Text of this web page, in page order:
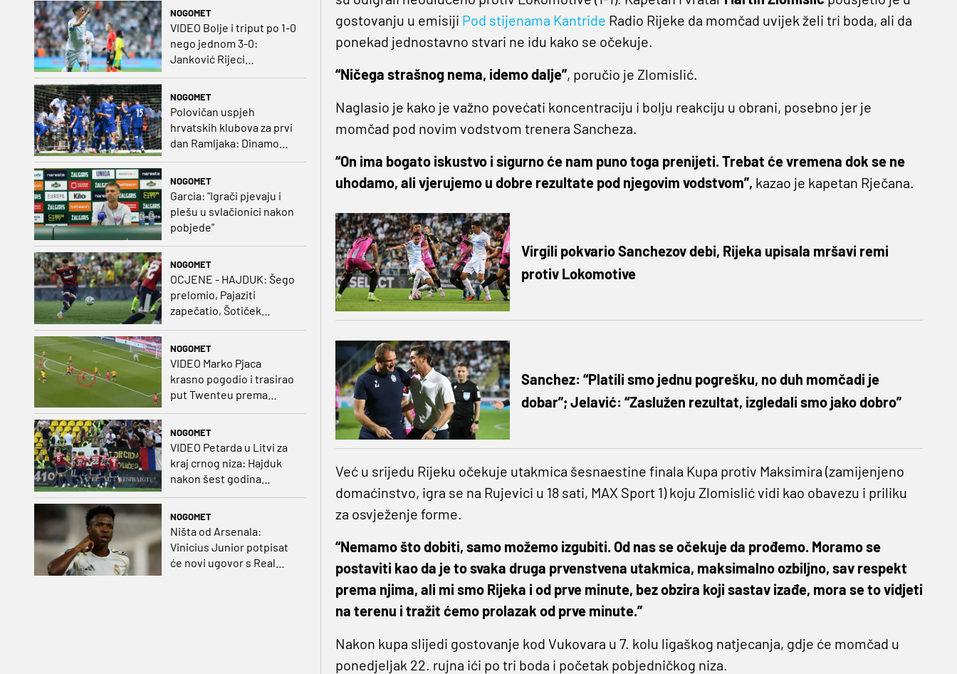
NOGOMET
VIDEO Bolje i triput po 1-0
nego jednom 3-0:
Janković Rijeci
projektilom donio slavlje
protivnika
NOGOMET
Polovičan uspjeh
hrvatskih klubova za prvi
dan Ramljaka: Dinamo
poražen od Juventusa,
NOGOMET
Garcia: "Igrači pjevaju i
plešu u svlačionici nakon
pobjede"
NOGOMET
OCJENE - HAJDUK: Šego
prelomio, Pajaziti
zapečatio, Šotiček
NOGOMET
VIDEO Marko Pjaca
krasno pogodio i trasirao
put Twenteu prema
važnoj pobjedi
NOGOMET
VIDEO Petarda u Litvi za
kraj crnog niza: Hajduk
nakon šest godina
NOGOMET
Ništa od Arsenala:
Vinicius Junior potpisat
će novi ugovor s Real
gostovanju u emisiji Pod stijenama Kantride Radio Rijeke da momčad uvijek želi tri boda, ali da
ponekad jednostavno stvari ne idu kako se očekuje.
“Ničega strašnog nema, idemo dalje”, poručio je Zlomislić.
Naglasio je kako je važno povećati koncentraciju i bolju reakciju u obrani, posebno jer je
momčad pod novim vodstvom trenera Sancheza.
“On ima bogato iskustvo i sigurno će nam puno toga prenijeti. Trebat će vremena dok se ne
uhodamo, ali vjerujemo u dobre rezultate pod njegovim vodstvom”, kazao je kapetan Rječana.
Virgili pokvario Sanchezov debi, Rijeka upisala mršavi remi
protiv Lokomotive
Sanchez: “Platili smo jednu pogrešku, no duh momčadi je
dobar”; Jelavić: “Zaslužen rezultat, izgledali smo jako dobro”
Već u srijedu Rijeku očekuje utakmica šesnaestine finala Kupa protiv Maksimira (zamijenjeno
domaćinstvo, igra se na Rujevici u 18 sati, MAX Sport 1) koju Zlomislić vidi kao obavezu i priliku
za osvježenje forme.
“Nemamo što dobiti, samo možemo izgubiti. Od nas se očekuje da prođemo. Moramo se
postaviti kao da je to svaka druga prvenstvena utakmica, maksimalno ozbiljno, sav respekt
prema njima, ali mi smo Rijeka i od prve minute, bez obzira koji sastav izađe, mora se to vidjeti
na terenu i tražit ćemo prolazak od prve minute.”
Nakon kupa slijedi gostovanje kod Vukovara u 7. kolu ligaškog natjecanja, gdje će momčad u
ponedjeljak 22. rujna ići po tri boda i početak pobjedničkog niza.